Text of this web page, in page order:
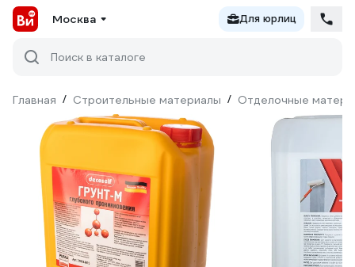
Москва Для юрлиц
Поиск в каталоге
Главная / Строительные материалы / Отделочные